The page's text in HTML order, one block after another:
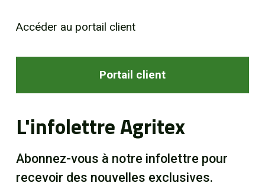
Accéder au portail client
Portail client
L'infolettre Agritex
Abonnez-vous à notre infolettre pour
recevoir des nouvelles exclusives.